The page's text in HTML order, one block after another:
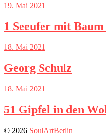
19. Mai 2021
1 Seeufer mit
18. Mai 2021
Georg Schulz
18. Mai 2021
51 Gipfel in den
© 2026 SoulArtBerlin